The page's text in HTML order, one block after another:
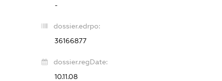
-
dossier.edrpo:
36166877
dossier.regDate:
10.11.08